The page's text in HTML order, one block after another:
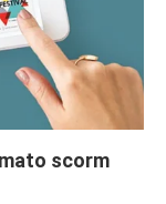
scorm